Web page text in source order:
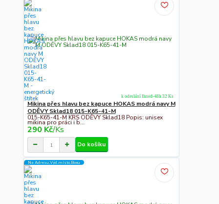
Mikina přes hlavu bez kapuce HOKAS modrá navy M
ODĚVY Sklad18 015-K65-41-M
015-K65-41-M KRS ODĚVY Sklad18 Popis: unisex
mikina pro práci i b...
290 Kč/Ks
k odeslání Ihned-48h 32 Ks
Do košíku
Na Adresu,Výd.místo,Boxu